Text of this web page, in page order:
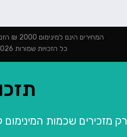
המחירים הינם למינימום 2000 ₪ הזמנה | המחירים לא כוללים מיתוג | המחירים לא כוללים מע"מ
כל הזכויות שמורות 2026 ©
רק מזכירים שכמות המינימום למוצר